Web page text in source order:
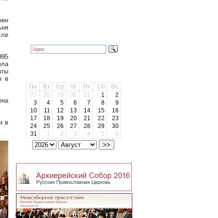
в
в
Пн Вт Ср Чт Пт Сб
Вс
27
28 29 30 31 1
2
3
4 5 6 7 8
9
10
11 12 13 14 15
16
17
18 19 20 21 22
23
24
25 26 27 28 29
30
31
1 2 3 4 5 6